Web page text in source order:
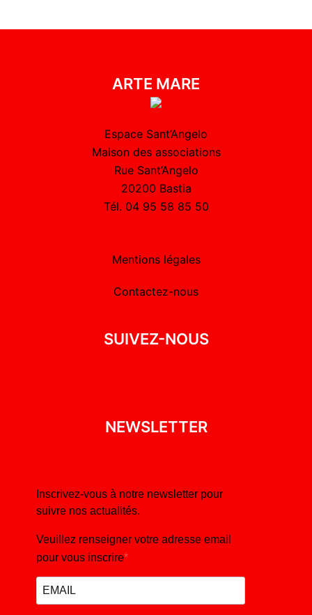
ARTE MARE
Espace Sant’Angelo
Maison des associations
Rue Sant’Angelo
20200 Bastia
Tél. 04 95 58 85 50
Mentions légales
Contactez-nous
SUIVEZ-NOUS
NEWSLETTER
Inscrivez-vous à notre newsletter pour
suivre nos actualités.
Veuillez renseigner votre adresse email
pour vous inscrire